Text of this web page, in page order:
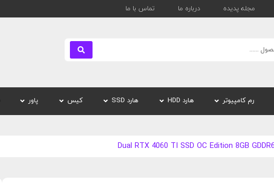
مجله پدیده درباره ما تماس با ما
رم کامپیوتر هارد HDD هارد SSD کیس پاور